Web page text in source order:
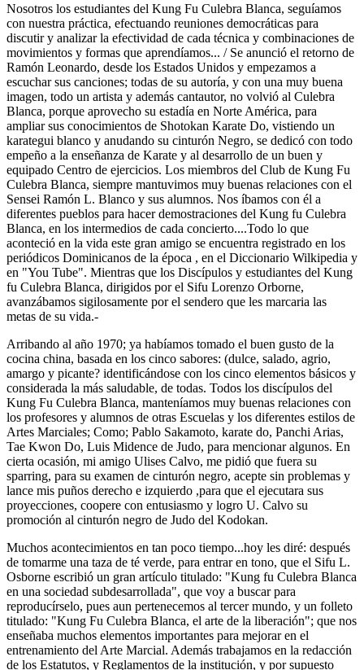
Nosotros los estudiantes del Kung Fu Culebra Blanca, seguíamos
con nuestra práctica, efectuando reuniones democráticas para
discutir y analizar la efectividad de cada técnica y combinaciones de
movimientos y formas que aprendíamos... / Se anunció el retorno de
Ramón Leonardo, desde los Estados Unidos y empezamos a
escuchar sus canciones; todas de su autoría, y con una muy buena
imagen, todo un artista y además cantautor, no volvió al Culebra
Blanca, porque aprovecho su estadía en Norte América, para
ampliar sus conocimientos de Shotokan Karate Do, vistiendo un
karategui blanco y anudando su cinturón Negro, se dedicó con todo
empeño a la enseñanza de Karate y al desarrollo de un buen y
equipado Centro de ejercicios. Los miembros del Club de Kung Fu
Culebra Blanca, siempre mantuvimos muy buenas relaciones con el
Sensei Ramón L. Blanco y sus alumnos. Nos íbamos con él a
diferentes pueblos para hacer demostraciones del Kung fu Culebra
Blanca, en los intermedios de cada concierto....Todo lo que
aconteció en la vida este gran amigo se encuentra registrado en los
periódicos Dominicanos de la época , en el Diccionario Wilkipedia y
en "You Tube". Mientras que los Discípulos y estudiantes del Kung
fu Culebra Blanca, dirigidos por el Sifu Lorenzo Orborne,
avanzábamos sigilosamente por el sendero que les marcaria las
metas de su vida.-
Arribando al año 1970; ya habíamos tomado el buen gusto de la
cocina china, basada en los cinco sabores: (dulce, salado, agrio,
amargo y picante? identificándose con los cinco elementos básicos y
considerada la más saludable, de todas. Todos los discípulos del
Kung Fu Culebra Blanca, manteníamos muy buenas relaciones con
los profesores y alumnos de otras Escuelas y los diferentes estilos de
Artes Marciales; Como; Pablo Sakamoto, karate do, Panchi Arias,
Tae Kwon Do, Luis Midence de Judo, para mencionar algunos. En
cierta ocasión, mi amigo Ulises Calvo, me pidió que fuera su
sparring, para su examen de cinturón negro, acepte sin problemas y
lance mis puños derecho e izquierdo ,para que el ejecutara sus
proyecciones, coopere con entusiasmo y logro U. Calvo su
promoción al cinturón negro de Judo del Kodokan.
Muchos acontecimientos en tan poco tiempo...hoy les diré: después
de tomarme una taza de té verde, para entrar en tono, que el Sifu L.
Osborne escribió un gran artículo titulado: "Kung fu Culebra Blanca
en una sociedad subdesarrollada", que voy a buscar para
reproducírselo, pues aun pertenecemos al tercer mundo, y un folleto
titulado: "Kung Fu Culebra Blanca, el arte de la liberación"; que nos
enseñaba muchos elementos importantes para mejorar en el
entrenamiento del Arte Marcial. Además trabajamos en la redacción
de los Estatutos, y Reglamentos de la institución, y por supuesto